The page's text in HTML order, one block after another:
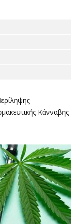
Κάνναβης